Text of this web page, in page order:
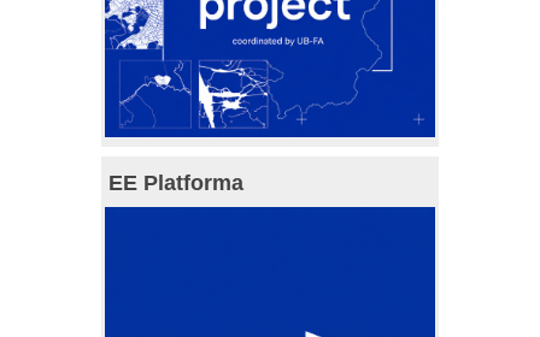
EE Platforma